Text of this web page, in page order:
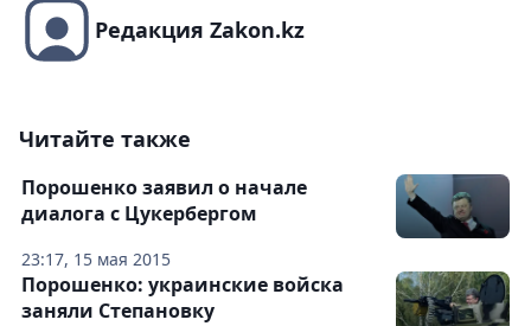
Редакция Zakon.kz
Читайте также
23:17, 15 мая 2015
Порошенко заявил о начале
диалога с Цукербергом
Порошенко: украинские войска
заняли Степановку